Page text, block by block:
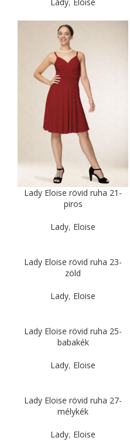
Lady, Eloise
Lady Eloise rövid ruha 21-
piros
Lady, Eloise
Lady Eloise rövid ruha 23-
zöld
Lady, Eloise
Lady Eloise rövid ruha 25-
babakék
Lady, Eloise
Lady Eloise rövid ruha 27-
mélykék
Lady, Eloise